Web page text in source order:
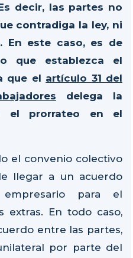
decir, las partes no
contradiga la ley, ni
En este caso, es de
que establezca el
que el artículo 31 del
delega la
el prorrateo en el
el convenio colectivo
llegar a un acuerdo
para el
extras. En todo caso,
entre las partes,
por parte del